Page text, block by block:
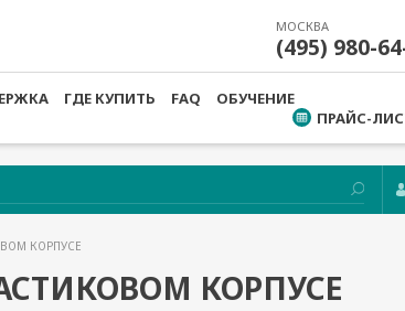
МОСКВА
(495) 980-
ГДЕ КУПИТЬ FAQ
ОБУЧЕНИЕ
ПРАЙС-
КОРПУСЕ
КОРПУСЕ